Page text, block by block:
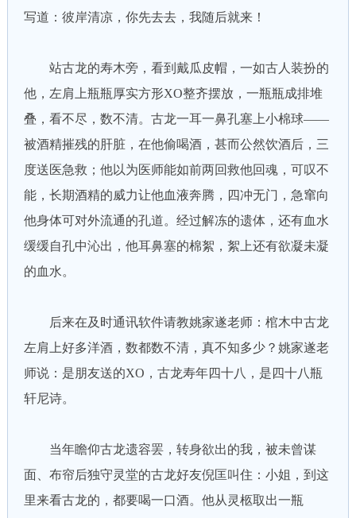
写道：彼岸清凉，你先去去，我随后就来！
站古龙的寿木旁，看到戴瓜皮帽，一如古人装扮的
他，左肩上瓶瓶厚实方形XO整齐摆放，一瓶瓶成排堆
叠，看不尽，数不清。古龙一耳一鼻孔塞上小棉球——
被酒精摧残的肝脏，在他偷喝酒，甚而公然饮酒后，三
度送医急救；他以为医师能如前两回救他回魂，可叹不
能，长期酒精的威力让他血液奔腾，四冲无门，急窜向
他身体可对外流通的孔道。经过解冻的遗体，还有血水
缓缓自孔中沁出，他耳鼻塞的棉絮，絮上还有欲凝未凝
的血水。
后来在及时通讯软件请教姚家遂老师：棺木中古龙
左肩上好多洋酒，数都数不清，真不知多少？姚家遂老
师说：是朋友送的XO，古龙寿年四十八，是四十八瓶
轩尼诗。
当年瞻仰古龙遗容罢，转身欲出的我，被未曾谋
面、布帘后独守灵堂的古龙好友倪匡叫住：小姐，到这
里来看古龙的，都要喝一口酒。他从灵柩取出一瓶